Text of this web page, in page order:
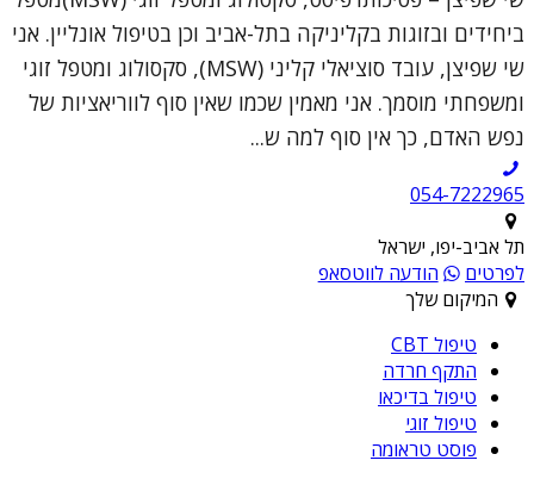
ביחידים ובזוגות בקליניקה בתל-אביב וכן בטיפול אונליין. אני
שי שפיצן, עובד סוציאלי קליני (MSW), סקסולוג ומטפל זוגי
ומשפחתי מוסמך. אני מאמין שכמו שאין סוף לווריאציות של
נפש האדם, כך אין סוף למה ש...
054-7222965
תל אביב-יפו, ישראל
לפרטים
הודעה לווטסאפ
המיקום שלך
טיפול CBT
התקף חרדה
טיפול בדיכאו
טיפול זוגי
פוסט טראומה